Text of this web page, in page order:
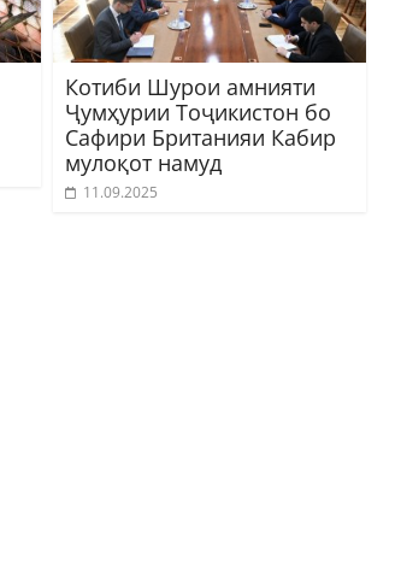
Котиби Шурои амнияти
Ҷумҳурии Тоҷикистон бо
Сафири Британияи Кабир
мулоқот намуд
11.09.2025